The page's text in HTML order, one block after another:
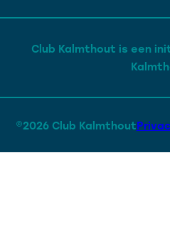
Club Kalmthout is een
©2026 Club Kalmthout